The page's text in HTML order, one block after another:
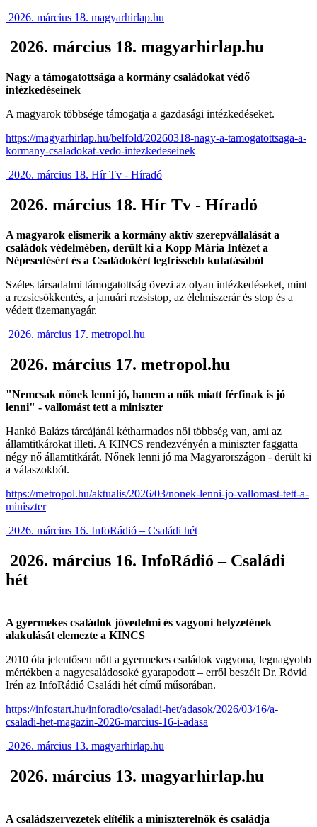
2026. március 18. magyarhirlap.hu
2026. március 18. magyarhirlap.hu
Nagy a támogatottsága a kormány családokat védő
intézkedéseinek
A magyarok többsége támogatja a gazdasági intézkedéseket.
https://magyarhirlap.hu/belfold/20260318-nagy-a-tamogatottsaga-a-
kormany-csaladokat-vedo-intezkedeseinek
2026. március 18. Hír Tv - Híradó
2026. március 18. Hír Tv - Híradó
A magyarok elismerik a kormány aktív szerepvállalását a
családok védelmében, derült ki a Kopp Mária Intézet a
Népesedésért és a Családokért legfrissebb kutatásából
Széles társadalmi támogatottság övezi az olyan intézkedéseket, mint
a rezsicsökkentés, a januári rezsistop, az élelmiszerár és stop és a
védett üzemanyagár.
2026. március 17. metropol.hu
2026. március 17. metropol.hu
"Nemcsak nőnek lenni jó, hanem a nők miatt férfinak is jó
lenni" - vallomást tett a miniszter
Hankó Balázs tárcájánál kétharmados női többség van, ami az
államtitkárokat illeti. A KINCS rendezvényén a miniszter faggatta
négy nő államtitkárát. Nőnek lenni jó ma Magyarországon - derült ki
a válaszokból.
https://metropol.hu/aktualis/2026/03/nonek-lenni-jo-vallomast-tett-a-
miniszter
2026. március 16. InfoRádió – Családi hét
2026. március 16. InfoRádió – Családi
hét
A gyermekes családok jövedelmi és vagyoni helyzetének
alakulását elemezte a KINCS
2010 óta jelentősen nőtt a gyermekes családok vagyona, legnagyobb
mértékben a nagycsaládosoké gyarapodott – erről beszélt Dr. Rövid
Irén az InfoRádió Családi hét című műsorában.
https://infostart.hu/inforadio/csaladi-het/adasok/2026/03/16/a-
csaladi-het-magazin-2026-marcius-16-i-adasa
2026. március 13. magyarhirlap.hu
2026. március 13. magyarhirlap.hu
A családszervezetek elítélik a miniszterelnök és családja